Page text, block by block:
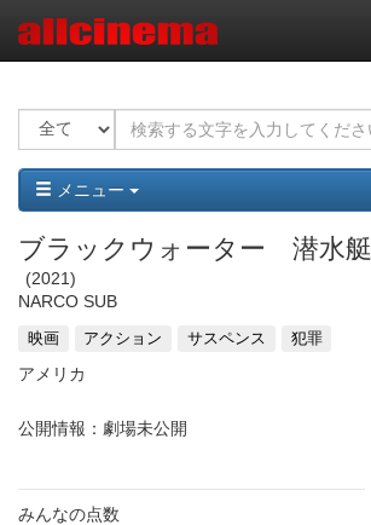
メニュー
ブラックウォーター 潜水
2021
NARCO SUB
映画 アクション サスペンス 犯罪
アメリカ
公開情報：劇場未公開
みんなの点数